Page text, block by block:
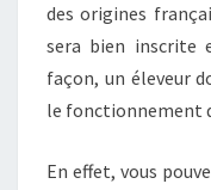
des origines
sera bien inscrite
façon, un éleveur
le fonctionnement
En effet, vous